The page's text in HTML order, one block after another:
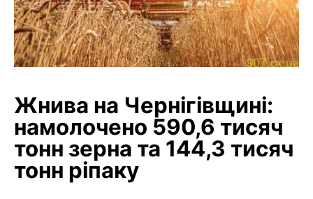
Жнива на Чернігівщині:
намолочено 590,6 тисяч
тонн зерна та 144,3 тисяч
тонн ріпаку